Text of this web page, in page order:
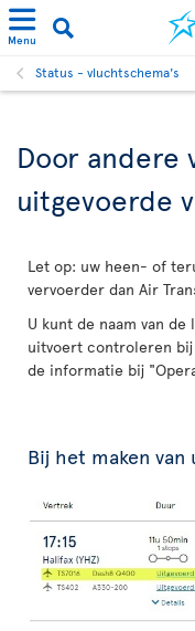
Menu
Status - vluchtschema's
Door andere
uitgevoerde
Let op: uw heen- of
vervoerder dan Air
U kunt de naam van
uitvoert controleren
de informatie bij
Bij het maken van